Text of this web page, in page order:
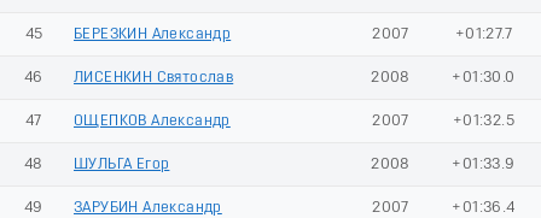
45 БЕРЕЗКИН Александр 2007 +01:27.7
46 ЛИСЕНКИН Святослав 2008 +01:30.0
47 ОЩЕПКОВ Александр 2007 +01:32.5
48 ШУЛЬГА Егор 2008 +01:33.9
49 ЗАРУБИН Александр 2007 +01:36.4